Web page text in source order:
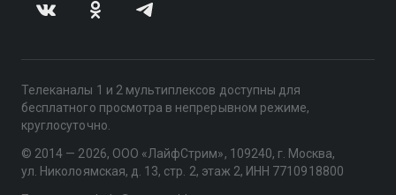
Телеканалы 1 и 2 мультиплексов доступны для
бесплатного просмотра в непрерывном режиме,
круглосуточно.
© 2014 — 2026, ООО «ЛайфСтрим», 109240, г. Москва,
ул. Николоямская, д. 13, стр. 2, этаж 2, ИНН 7710918800